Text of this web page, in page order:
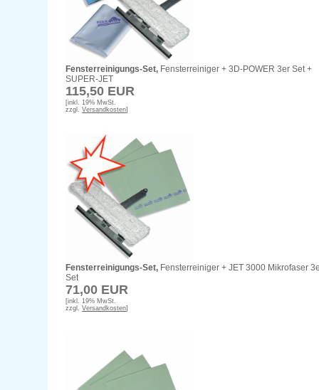
Fensterreinigungs-Set, Fensterreiniger + 3D-POWER 3er Set +
SUPER-JET
115,50 EUR
[inkl. 19% MwSt.
zzgl.Versandkosten]
Fensterreinigungs-Set, Fensterreiniger + JET 3000 Mikrofaser
Set
71,00 EUR
[inkl. 19% MwSt.
zzgl.Versandkosten]